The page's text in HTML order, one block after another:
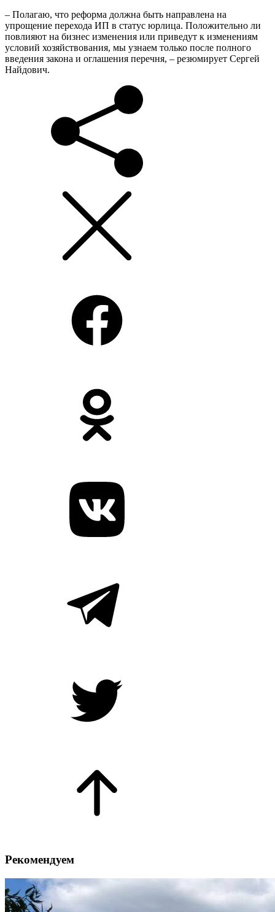
– Полагаю, что реформа должна быть направлена на
упрощение перехода ИП в статус юрлица. Положительно ли
повлияют на бизнес изменения или приведут к изменениям
условий хозяйствования, мы узнаем только после полного
введения закона и оглашения перечня, – резюмирует Сергей
Найдович.
Рекомендуем